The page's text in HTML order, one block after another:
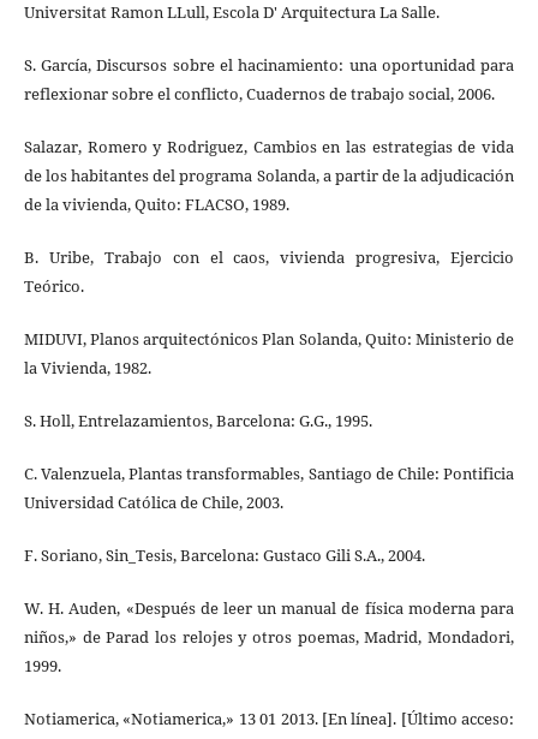
Universitat Ramon LLull, Escola D' Arquitectura La Salle.
S. García, Discursos sobre el hacinamiento: una oportunidad para
reflexionar sobre el conflicto, Cuadernos de trabajo social, 2006.
Salazar, Romero y Rodriguez, Cambios en las estrategias de vida
de los habitantes del programa Solanda, a partir de la adjudicación
de la vivienda, Quito: FLACSO, 1989.
B. Uribe, Trabajo con el caos, vivienda progresiva, Ejercicio
Teórico.
MIDUVI, Planos arquitectónicos Plan Solanda, Quito: Ministerio de
la Vivienda, 1982.
S. Holl, Entrelazamientos, Barcelona: G.G., 1995.
C. Valenzuela, Plantas transformables, Santiago de Chile: Pontificia
Universidad Católica de Chile, 2003.
F. Soriano, Sin_Tesis, Barcelona: Gustaco Gili S.A., 2004.
W. H. Auden, «Después de leer un manual de física moderna para
niños,» de Parad los relojes y otros poemas, Madrid, Mondadori,
1999.
Notiamerica, «Notiamerica,» 13 01 2013. [En línea]. [Último acceso: